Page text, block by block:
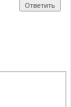
Ответить